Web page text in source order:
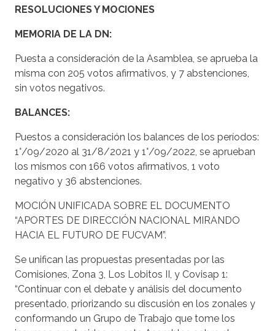
RESOLUCIONES Y MOCIONES
MEMORIA DE LA DN:
Puesta a consideración de la Asamblea, se aprueba la
misma con 205 votos afirmativos, y 7 abstenciones,
sin votos negativos.
BALANCES:
Puestos a consideración los balances de los períodos:
1°/09/2020 al 31/8/2021 y 1°/09/2022, se aprueban
los mismos con 166 votos afirmativos, 1 voto
negativo y 36 abstenciones.
MOCIÓN UNIFICADA SOBRE EL DOCUMENTO
“APORTES DE DIRECCIÓN NACIONAL MIRANDO
HACIA EL FUTURO DE FUCVAM”.
Se unifican las propuestas presentadas por las
Comisiones, Zona 3, Los Lobitos II, y Covisap 1:
“Continuar con el debate y análisis del documento
presentado, priorizando su discusión en los zonales y
conformando un Grupo de Trabajo que tome los